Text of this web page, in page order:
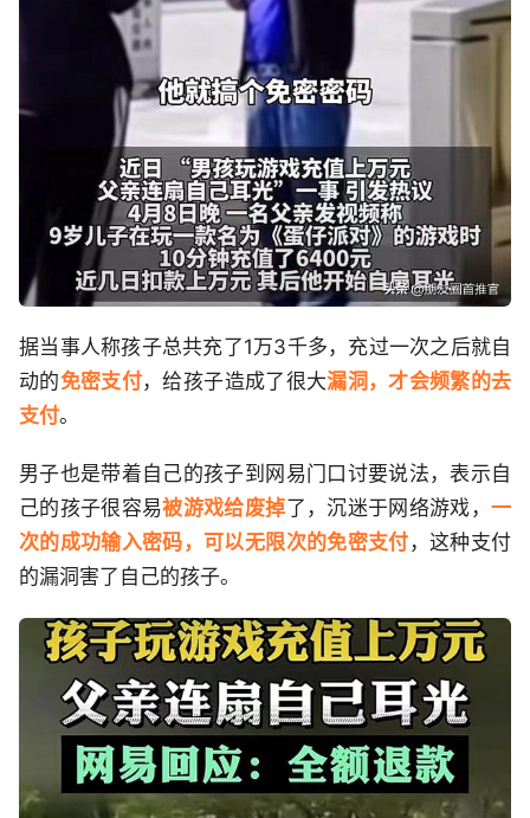
据当事人称孩子总共充了1万3千多，充过一次之后就自
动的免密支付，给孩子造成了很大漏洞，才会频繁的去
支付。
男子也是带着自己的孩子到网易门口讨要说法，表示自
己的孩子很容易被游戏给废掉了，沉迷于网络游戏，一
次的成功输入密码，可以无限次的免密支付 ，这种支付
的漏洞害了自己的孩子。